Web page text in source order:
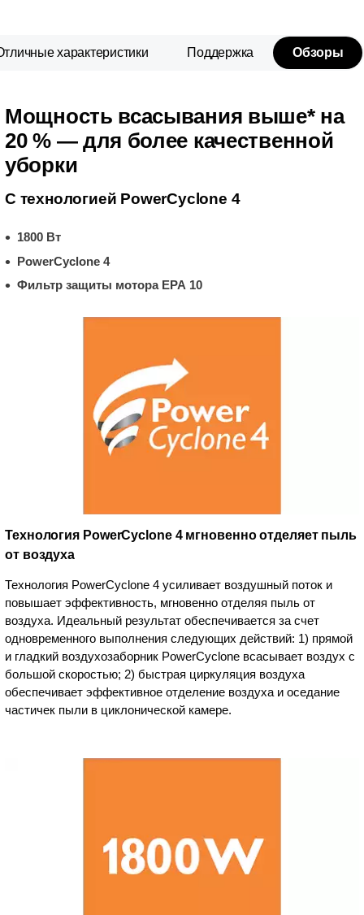
характеристики Поддержка Обзоры
Мощность всасывания выше* на
20 % — для более качественной
уборки
С технологией PowerCyclone 4
1800 Вт
PowerCyclone 4
Фильтр защиты мотора EPA 10
Технология PowerCyclone 4 мгновенно отделяет пыль
от воздуха
Технология PowerCyclone 4 усиливает воздушный поток и
повышает эффективность, мгновенно отделяя пыль от
воздуха. Идеальный результат обеспечивается за счет
одновременного выполнения следующих действий: 1) прямой
и гладкий воздухозаборник PowerCyclone всасывает воздух с
большой скоростью; 2) быстрая циркуляция воздуха
обеспечивает эффективное отделение воздуха и оседание
частичек пыли в циклонической камере.